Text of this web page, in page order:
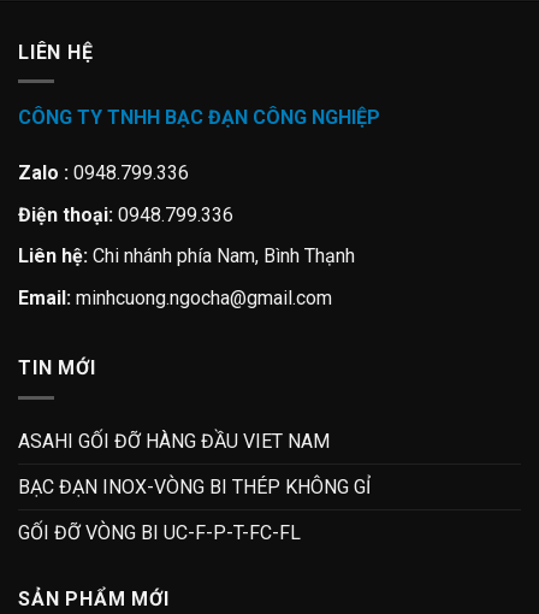
LIÊN HỆ
CÔNG TY TNHH BẠC ĐẠN CÔNG NGHIỆP
Zalo : 0948.799.336
Điện thoại: 0948.799.336
Liên hệ: Chi nhánh phía Nam, Bình Thạnh
Email: minhcuong.ngocha@gmail.com
TIN MỚI
ASAHI GỐI ĐỠ HÀNG ĐẦU VIET NAM
BẠC ĐẠN INOX-VÒNG BI THÉP KHÔNG GỈ
GỐI ĐỠ VÒNG BI UC-F-P-T-FC-FL
SẢN PHẨM MỚI